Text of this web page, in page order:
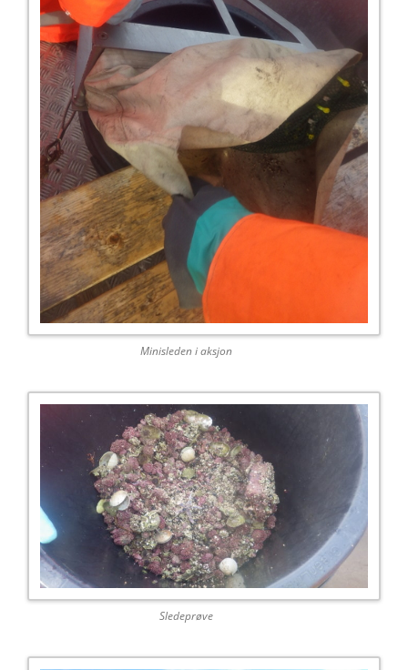
Minisleden i aksjon
Sledeprøve